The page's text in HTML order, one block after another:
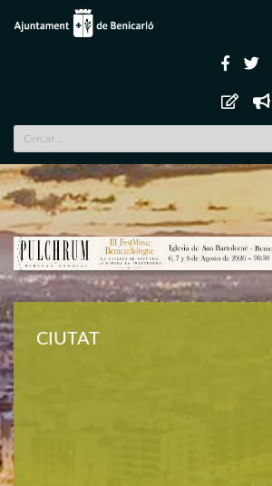
Previous
CIUTAT